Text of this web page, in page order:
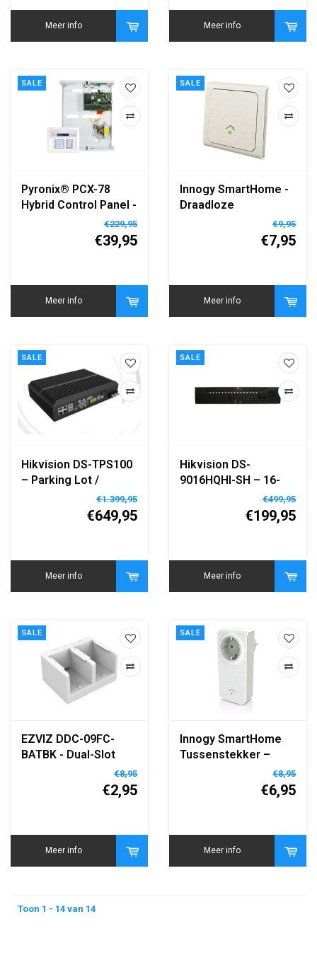
Meer info Meer info
SALE
Pyronix® PCX-78
Hybrid Control Panel -
Wireless Zones
€229,95
€39,95
Meer info
SALE
Innogy SmartHome -
Draadloze
Bedieningsschakelaar
€9,95
€7,95
Meer info
SALE
Hikvision DS-TPS100
– Parking Lot /
Vehicle Detection€1.399,95
€649,95
Meer info
SALE
Hikvision DS-
9016HQHI-SH – 16-
kanaals TurboHD€499,95
€199,95
Meer info
SALE
EZVIZ DDC-09FC-
BATBK - Dual-Slot
Oplaadstation voor€8,95
€2,95
Meer info
SALE
Innogy SmartHome
Tussenstekker –
Slimme Schakelaar
voor Binnengebruik
€8,95
€6,95
Meer info
Toon 1 - 14 van 14